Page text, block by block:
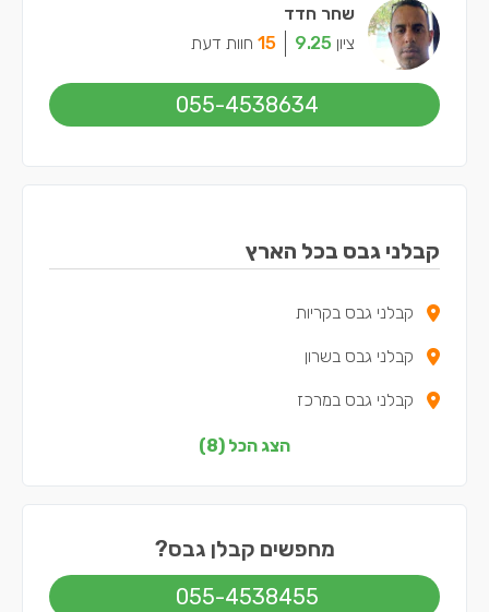
שחר חדד
ציון 9.25
15 חוות דעת
055-4538634
קבלני גבס בכל הארץ
קבלני גבס בקריות
קבלני גבס בשרון
קבלני גבס במרכז
קבלני גבס בדרום
קבלני גבס בירושלים
הצג הכל (8)
מחפשים קבלן גבס?
055-4538455